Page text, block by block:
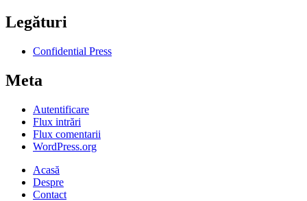
Legături
Confidential Press
Meta
Autentificare
Flux intrări
Flux comentarii
WordPress.org
Acasă
Despre
Contact